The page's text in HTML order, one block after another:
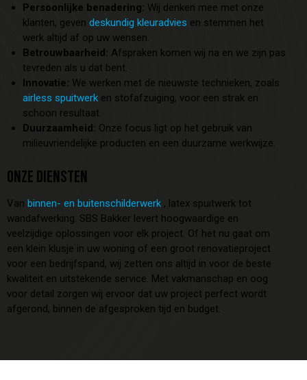
Persoonlijke benadering: Wij denken mee met onze
klanten, geven deskundig kleuradvies en stemmen het
werk altijd af op uw wensen.
Betrouwbaarheid: Afspraken komen wij na en we zijn pas
tevreden als u dat bent.
Innovatie: We werken met de nieuwste technieken, zoals
airless spuitwerk en stofafzuiging, voor een strak en
schoon resultaat.
Duurzaamheid: Onze focus ligt op het gebruik van
milieuvriendelijke producten en een duurzame werkwijze.
ONZE DIENSTEN
Van binnen- en buitenschilderwerk , latex spuitwerk tot
wandafwerking. SBS Bakker levert hoogwaardige en
veelzijdige oplossingen voor elk project. Of het nu gaat om
een klein klusje in uw woning of een groot renovatieproject
voor een bedrijfspand, wij zetten ons altijd in voor de beste
kwaliteit en uitstekende service. Met vakmanschap en oog
voor detail zorgen wij ervoor dat uw project perfect wordt
afgerond, binnen de afgesproken tijd en budget.